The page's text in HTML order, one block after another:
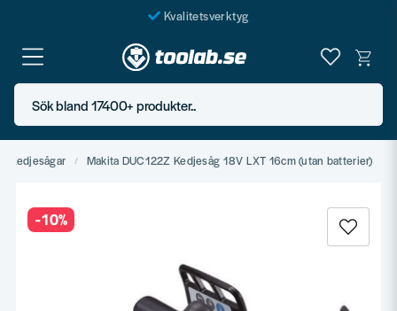
Kvalitetsverktyg
Fraktfritt över 999 SEK*
En järnhandel för alla
Butik i Göteborg
Sök bland 17400+ produkter..
Kedjesågar Makita DUC122Z Kedjesåg 18V LXT 16cm (utan batterier)
-10%